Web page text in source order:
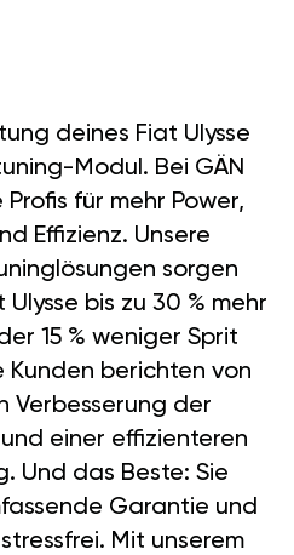
deines Fiat Ulysse
Modul. Bei GÄN
für mehr Power,
Effizienz. Unsere
sorgen
bis zu 30 % mehr
15 % weniger Sprit
Kunden berichten von
Verbesserung der
einer effizienteren
Und das Beste: Sie
Garantie und
Mit unserem